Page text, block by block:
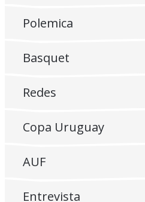
Polemica
Basquet
Redes
Copa Uruguay
AUF
Entrevista